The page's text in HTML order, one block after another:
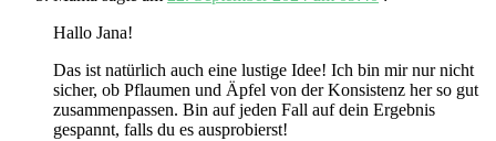
Hallo Jana!
Das ist natürlich auch eine lustige Idee! Ich bin mir nur nicht
sicher, ob Pflaumen und Äpfel von der Konsistenz her so gut
zusammenpassen. Bin auf jeden Fall auf dein Ergebnis
gespannt, falls du es ausprobierst!